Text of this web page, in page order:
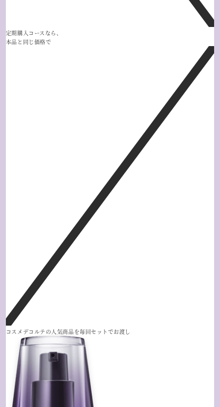
定期購入コースなら、
本品と同じ価格で
コスメデコルテの人気商品を毎回セットでお渡し